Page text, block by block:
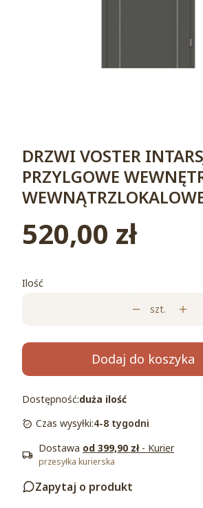
DRZWI VOSTER
PRZYLGOWE
Cena
520,00 zł
Ilość
szt.
Dodaj do koszyka
Dostępność:duża ilość
Czas wysyłki:4-8 tygodni
Dostawa od 399,90 zł - Kurier
przesyłka kurierska
Zapytaj o produkt